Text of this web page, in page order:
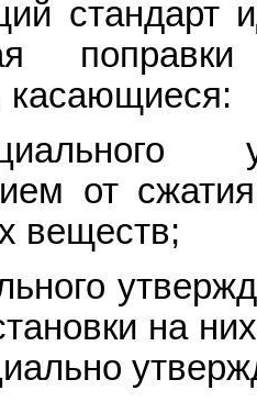
касающиеся:
от
веществ;
на